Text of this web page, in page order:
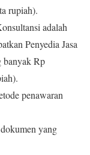
rupiah).
adalah
Penyedia Jasa
banyak Rp
penawaran
yang